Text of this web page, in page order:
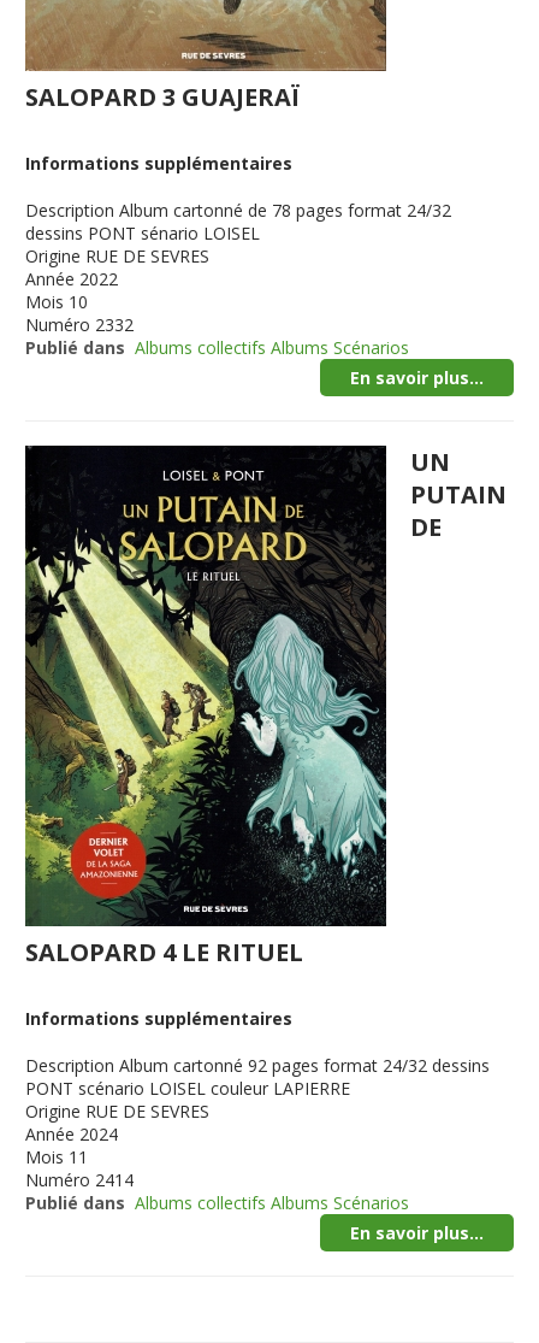
SALOPARD 3 GUAJERAÏ
Informations supplémentaires
Description Album cartonné de 78 pages format 24/32
dessins PONT sénario LOISEL
Origine RUE DE SEVRES
Année 2022
Mois 10
Numéro 2332
Publié dans Albums collectifs Albums Scénarios
En savoir plus...
UN
PUTAIN
DE
SALOPARD 4 LE RITUEL
Informations supplémentaires
Description Album cartonné 92 pages format 24/32 dessins
PONT scénario LOISEL couleur LAPIERRE
Origine RUE DE SEVRES
Année 2024
Mois 11
Numéro 2414
Publié dans Albums collectifs Albums Scénarios
En savoir plus...